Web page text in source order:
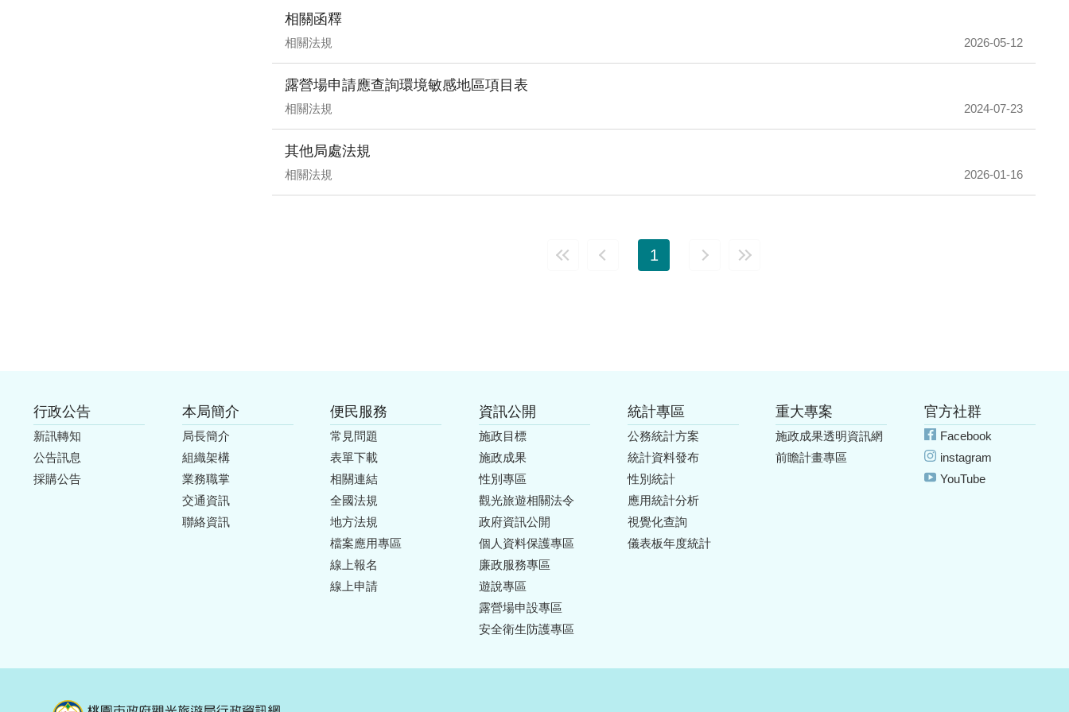
相關函釋
相關法規 2026-05-12
露營場申請應查詢環境敏感地區項目表
相關法規 2024-07-23
其他局處法規
相關法規 2026-01-16
1
行政公告
新訊轉知
公告訊息
採購公告
本局簡介
局長簡介
組織架構
業務職掌
交通資訊
聯絡資訊
便民服務
常見問題
表單下載
相關連結
全國法規
地方法規
檔案應用專區
線上報名
線上申請
資訊公開
施政目標
施政成果
性別專區
觀光旅遊相關法令
政府資訊公開
個人資料保護專區
廉政服務專區
遊說專區
露營場申設專區
安全衛生防護專區
統計專區
公務統計方案
統計資料發布
性別統計
應用統計分析
視覺化查詢
儀表板年度統計
重大專案
施政成果透明資訊網
前瞻計畫專區
官方社群
Facebook
instagram
YouTube